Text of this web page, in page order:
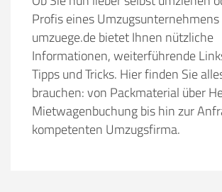
Profis eines
umzuege.de bietet Ihnen nützliche
Informationen, weiterführende
Tipps und Tricks. Hier finden Sie
brauchen: von Packmaterial über
Mietwagenbuchung bis hin zur
kompetenten Umzugsfirma.